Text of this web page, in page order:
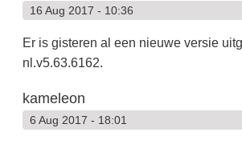
16 Aug 2017 - 10:36
Er is gisteren al een nieuwe versie
nl.v5.63.6162.
kameleon
6 Aug 2017 - 18:01